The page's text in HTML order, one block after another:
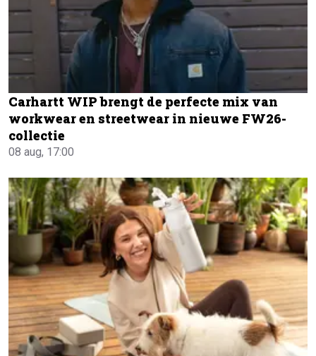
Carhartt WIP brengt de perfecte mix van
workwear en streetwear in nieuwe FW26-
collectie
08 aug, 17:00